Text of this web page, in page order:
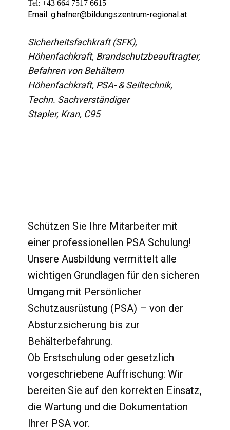
Tel: +43 664 7517 6615
Email: g.hafner@bildungszentrum-regional.at
Sicherheitsfachkraft (SFK),
Höhenfachkraft, Brandschutzbeauftragter,
Befahren von Behältern
Höhenfachkraft, PSA- & Seiltechnik,
Techn. Sachverständiger
Stapler, Kran, C95
Schützen Sie Ihre Mitarbeiter mit
einer professionellen PSA Schulung!
Unsere Ausbildung vermittelt alle
wichtigen Grundlagen für den sicheren
Umgang mit Persönlicher
Schutzausrüstung (PSA) – von der
Absturzsicherung bis zur
Behälterbefahrung.
Ob Erstschulung oder gesetzlich
vorgeschriebene Auffrischung: Wir
bereiten Sie auf den korrekten Einsatz,
die Wartung und die Dokumentation
Ihrer PSA vor.